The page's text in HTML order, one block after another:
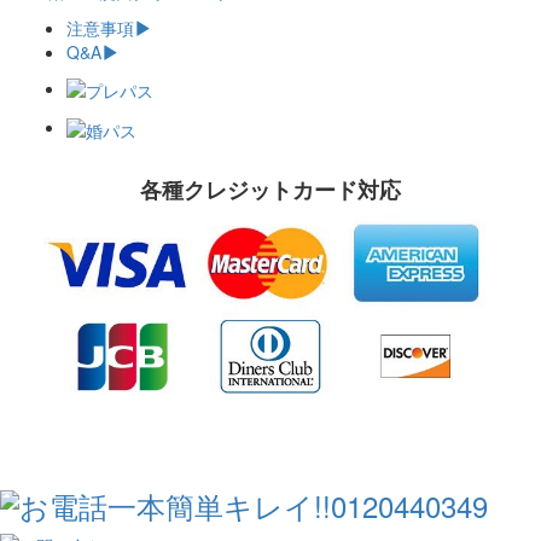
注意事項
Q&A
各種クレジットカード対応